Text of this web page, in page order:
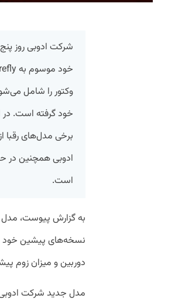
شرکت ادوبی روز
وکتور را شامل
خود گرفته است.
برخی مدل‌های
است.
نسخه‌های پیشین خود
دوربین و میزان زوم